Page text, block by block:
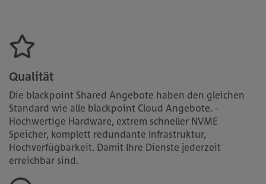
Qualität
Die blackpoint Shared Angebote haben den gleichen
Standard wie alle blackpoint Cloud Angebote. -
Hochwertige Hardware, extrem schneller NVME
Speicher, komplett redundante Infrastruktur,
Hochverfügbarkeit. Damit Ihre Dienste jederzeit
erreichbar sind.